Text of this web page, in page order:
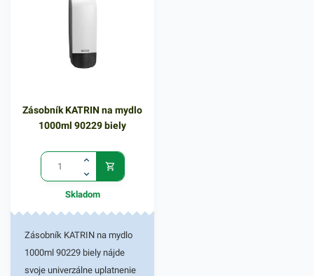
Zásobník KATRIN na mydlo
1000ml 90229 biely
Skladom
Zásobník KATRIN na mydlo
1000ml 90229 biely nájde
svoje univerzálne uplatnenie